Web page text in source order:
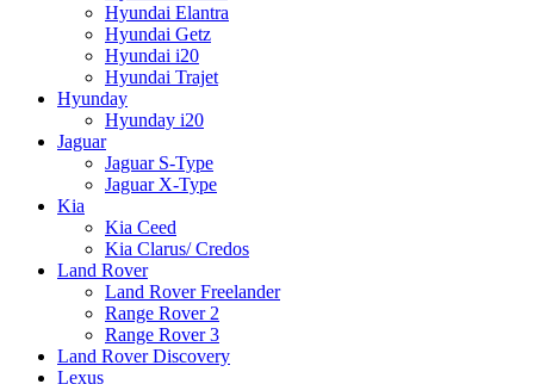
Hyundai Elantra
Hyundai Getz
Hyundai i20
Hyundai Trajet
Hyunday
Hyunday i20
Jaguar
Jaguar S-Type
Jaguar X-Type
Kia
Kia Ceed
Kia Clarus/ Credos
Land Rover
Land Rover Freelander
Range Rover 2
Range Rover 3
Land Rover Discovery
Lexus